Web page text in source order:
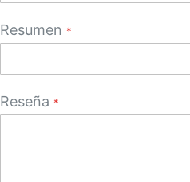
Resumen
Reseña